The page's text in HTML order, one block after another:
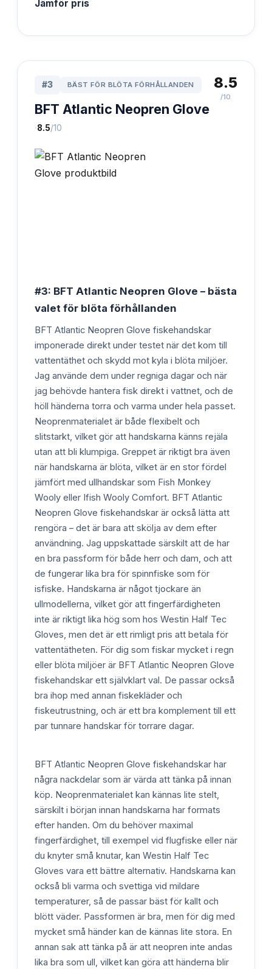
Jämför pris
#3 BÄST FÖR BLÖTA FÖRHÅLLANDEN
BFT Atlantic Neopren Glove
·8.5/10
8.5
/10
#3: BFT Atlantic Neopren Glove – bästa
valet för blöta förhållanden
BFT Atlantic Neopren Glove fiskehandskar
imponerade direkt under testet när det kom till
vattentäthet och skydd mot kyla i blöta miljöer.
Jag använde dem under regniga dagar och när
jag behövde hantera fisk direkt i vattnet, och de
höll händerna torra och varma under hela passet.
Neoprenmaterialet är både flexibelt och
slitstarkt, vilket gör att handskarna känns rejäla
utan att bli klumpiga. Greppet är riktigt bra även
när handskarna är blöta, vilket är en stor fördel
jämfört med ullhandskar som Fish Monkey
Wooly eller Ifish Wooly Comfort. BFT Atlantic
Neopren Glove fiskehandskar är också lätta att
rengöra – det är bara att skölja av dem efter
användning. Jag uppskattade särskilt att de har
en bra passform för både herr och dam, och att
de fungerar lika bra för spinnfiske som för
isfiske. Handskarna är något tjockare än
ullmodellerna, vilket gör att fingerfärdigheten
inte är riktigt lika hög som hos Westin Half Tec
Gloves, men det är ett rimligt pris att betala för
vattentätheten. För dig som fiskar mycket i regn
eller blöta miljöer är BFT Atlantic Neopren Glove
fiskehandskar ett självklart val. De passar också
bra ihop med annan fiskekläder och
fiskeutrustning, och är ett bra komplement till ett
par tunnare handskar för torrare dagar.
BFT Atlantic Neopren Glove fiskehandskar har
några nackdelar som är värda att tänka på innan
köp. Neoprenmaterialet kan kännas lite stelt,
särskilt i början innan handskarna har formats
efter handen. Om du behöver maximal
fingerfärdighet, till exempel vid flugfiske eller när
du knyter små knutar, kan Westin Half Tec
Gloves vara ett bättre alternativ. Handskarna kan
också bli varma och svettiga vid mildare
temperaturer, så de passar bäst för kallt och
blött väder. Passformen är bra, men för dig med
mycket små händer kan de kännas lite stora. En
annan sak att tänka på är att neopren inte andas
lika bra som ull, vilket kan göra att händerna blir